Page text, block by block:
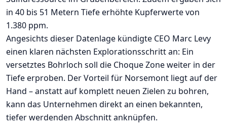
in 40 bis 51 Metern Tiefe erhöhte Kupferwerte von
1.380 ppm.
Angesichts dieser Datenlage kündigte CEO Marc Levy
einen klaren nächsten Explorationsschritt an: Ein
versetztes Bohrloch soll die Choque Zone weiter in der
Tiefe erproben. Der Vorteil für Norsemont liegt auf der
Hand – anstatt auf komplett neuen Zielen zu bohren,
kann das Unternehmen direkt an einen bekannten,
tiefer werdenden Abschnitt anknüpfen.